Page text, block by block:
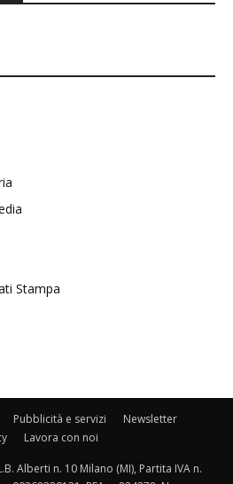
Stampa
Pubblicità e servizi
Newsletter
Lavora con noi
Alberti n. 10 Milano (MI), Partita IVA n.